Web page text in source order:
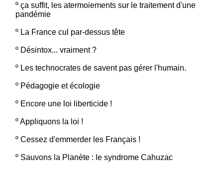
º ça suffit, les atermoiements sur le traitement d'une
pandémie
º La France cul par-dessus tête
º Désintox... vraiment ?
º Les technocrates de savent pas gérer l'humain.
º Pédagogie et écologie
º Encore une loi liberticide !
ºAppliquons la loi !
º Cessez d'emmerder les Français !
º Sauvons la Planète : le syndrome Cahuzac